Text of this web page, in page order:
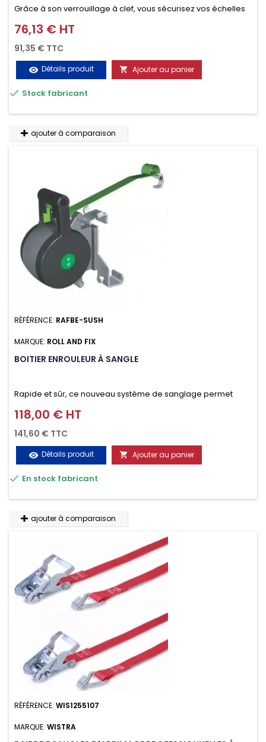
Grâce à son verrouillage à clef, vous sécurisez vos échelles
d'un seul geste aussi bien contre le vol que pendant le
transport. Référence vendue par paire.
Prix
76,13 € HT
91,35 € TTC
visibility Détails produit  Ajouter au panier
 Stock fabricant
ajouter à comparaison
RÉFÉRENCE: RAFBE-SUSH
MARQUE: ROLL AND FIX
BOITIER ENROULEUR À SANGLE
Rapide et sûr, ce nouveau système de sanglage permet
d’arrimer le chargement sur la galerie en moins d’une
minute.
Prix
118,00 € HT
141,60 € TTC
visibility Détails produit  Ajouter au panier
 En stock fabricant
ajouter à comparaison
RÉFÉRENCE: WIS1255107
MARQUE: WISTRA